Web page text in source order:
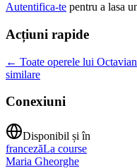
Autentifica-te pentru a lasa
Acțiuni rapide
← Toate operele lui
similare
Conexiuni
Disponibil și în
francezăLa course
Maria Gheorghe